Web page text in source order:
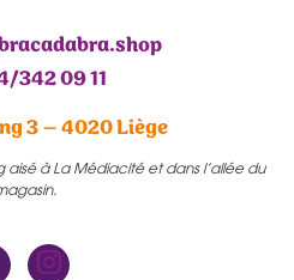
342 09 11
3 – 4020 Liège
à La Médiacité et dans l’allée du